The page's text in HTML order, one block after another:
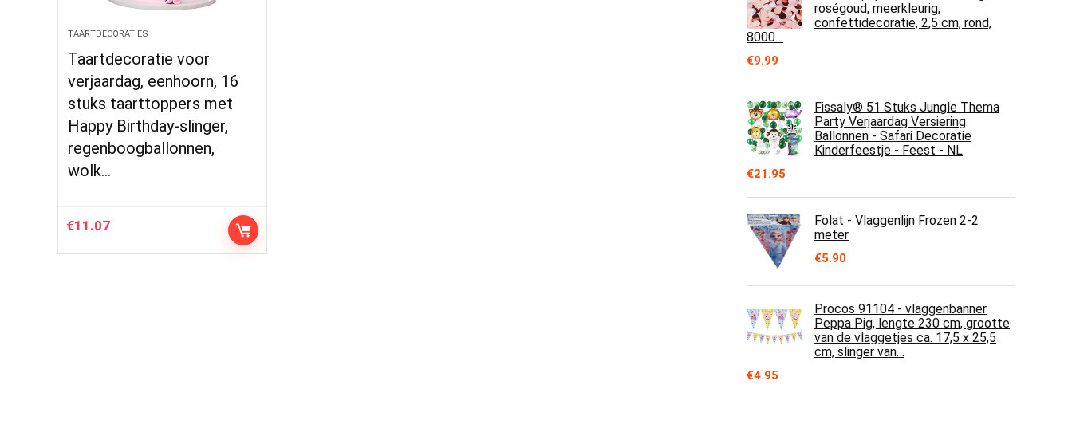
TAARTDECORATIES
Taartdecoratie voor
verjaardag, eenhoorn, 16
stuks taarttoppers met
Happy Birthday-slinger,
regenboogballonnen,
wolk…
€11.07
roségoud, meerkleurig,
confettidecoratie, 2,5 cm, rond,
8000…
€9.99
Fissaly® 51 Stuks Jungle Thema
Party Verjaardag Versiering
Ballonnen - Safari Decoratie
Kinderfeestje - Feest - NL
€21.95
Folat - Vlaggenlijn Frozen 2-2
meter
€5.90
Procos 91104 - vlaggenbanner
Peppa Pig, lengte 230 cm, grootte
van de vlaggetjes ca. 17,5 x 25,5
cm, slinger van…
€4.95